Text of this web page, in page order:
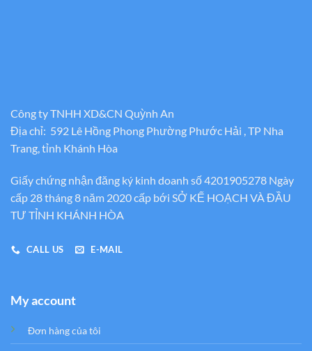
Công ty TNHH XD&CN Quỳnh An
Địa chỉ: 592 Lê Hồng Phong Phường Phước Hải , TP Nha
Trang, tỉnh Khánh Hòa
Giấy chứng nhận đăng ký kinh doanh số 4201905278 Ngày
cấp 28 tháng 8 năm 2020 cấp bới SỞ KẾ HOẠCH VÀ ĐẦU
TƯ TỈNH KHÁNH HÒA
CALL US E-MAIL
My account
Đơn hàng của tôi